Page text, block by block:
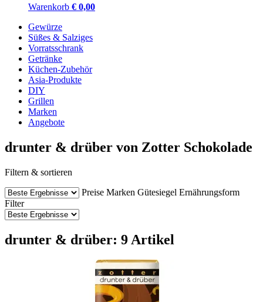
Warenkorb € 0,00
Gewürze
Süßes & Salziges
Vorratsschrank
Getränke
Küchen-Zubehör
Asia-Produkte
DIY
Grillen
Marken
Angebote
drunter & drüber von Zotter Schokolade
Filtern & sortieren
Preise Marken Gütesiegel Ernährungsform
Filter
drunter & drüber: 9 Artikel